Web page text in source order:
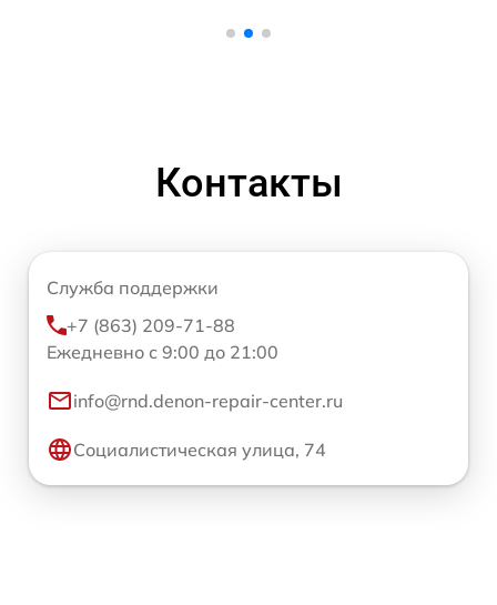
Контакты
Служба поддержки
+7 (863) 209-71-88
Ежедневно с 9:00 до 21:00
info@rnd.denon-repair-center.ru
Социалистическая улица, 74